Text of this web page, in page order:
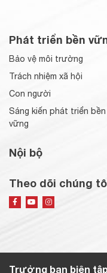
Phát triển bền
Bảo vệ môi trường
Trách nhiệm xã hội
Con người
Sáng kiến phát triển bền
vững
Nội bộ
Theo dõi chúng
Trưởng ban biên